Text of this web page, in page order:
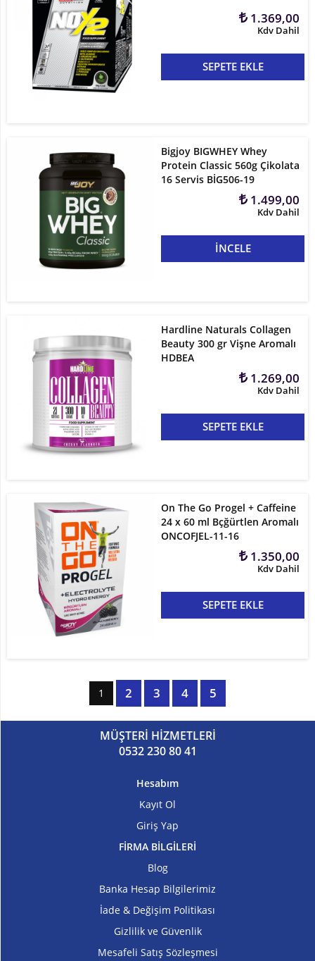
1.369,00
Kdv Dahil
SEPETE EKLE
Bigjoy BIGWHEY Whey
Protein Classic 560g Çikolata
16 Servis BİG506-19
1.499,00
Kdv Dahil
İNCELE
Hardline Naturals Collagen
Beauty 300 gr Vişne Aromalı
HDBEA
1.269,00
Kdv Dahil
SEPETE EKLE
On The Go Progel + Caffeine
24 x 60 ml Bçğürtlen Aromalı
ONCOFJEL-11-16
1.350,00
Kdv Dahil
SEPETE EKLE
1 2 3 4 5
MÜŞTERİ HİZMETLERİ
0532 230 80 41
Hesabım
Kayıt Ol
Giriş Yap
FİRMA BİLGİLERİ
Blog
Banka Hesap Bilgilerimiz
İade & Değişim Politikası
Gizlilik ve Güvenlik
Mesafeli Satış Sözleşmesi